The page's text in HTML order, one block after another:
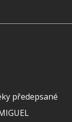
předepsané